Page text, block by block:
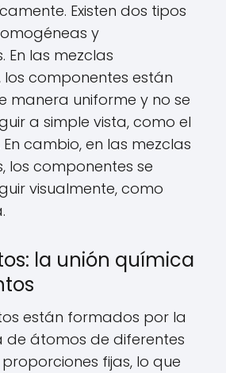
Existen dos tipos
y
En las mezclas
los componentes están
manera uniforme y no se
a simple vista, como el
cambio, en las mezclas
los componentes se
visualmente, como
la unión química
están formados por la
de átomos de diferentes
fijas, lo que